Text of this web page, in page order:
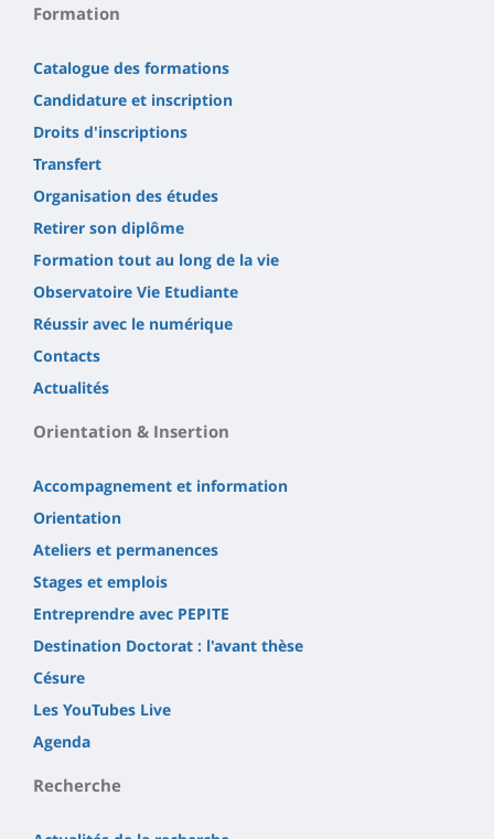
Formation
Catalogue des formations
Candidature et inscription
Droits d'inscriptions
Transfert
Organisation des études
Retirer son diplôme
Formation tout au long de la vie
Observatoire Vie Etudiante
Réussir avec le numérique
Contacts
Actualités
Orientation & Insertion
Accompagnement et information
Orientation
Ateliers et permanences
Stages et emplois
Entreprendre avec PEPITE
Destination Doctorat : l'avant thèse
Césure
Les YouTubes Live
Agenda
Recherche